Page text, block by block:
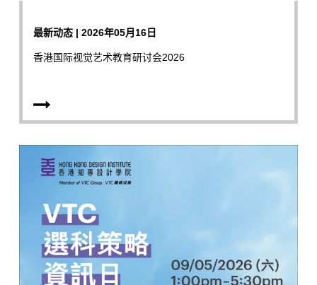
最新动态 | 2026年05月16日
香港国际视觉艺术教育研讨会2026